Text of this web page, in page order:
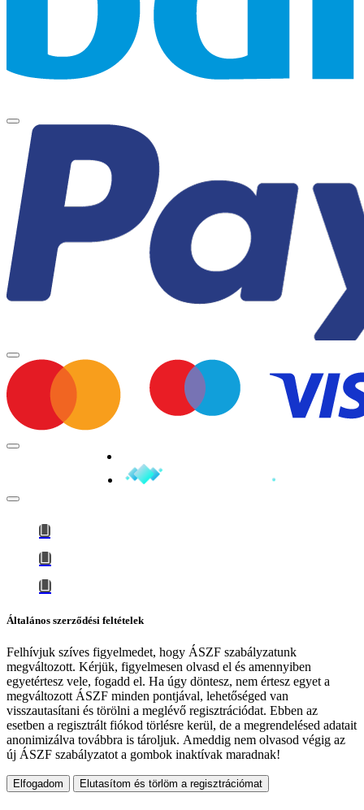
Általános szerződési feltételek
Felhívjuk szíves figyelmedet, hogy ÁSZF szabályzatunk
megváltozott. Kérjük, figyelmesen olvasd el és amennyiben
egyetértesz vele, fogadd el. Ha úgy döntesz, nem értesz egyet a
megváltozott ÁSZF minden pontjával, lehetőséged van
visszautasítani és törölni a meglévő regisztrációdat. Ebben az
esetben a regisztrált fiókod törlésre kerül, de a megrendelésed adatait
anonimizálva továbbra is tároljuk. Ameddig nem olvasod végig az
új ÁSZF szabályzatot a gombok inaktívak maradnak!
Elfogadom Elutasítom és törlöm a regisztrációmat